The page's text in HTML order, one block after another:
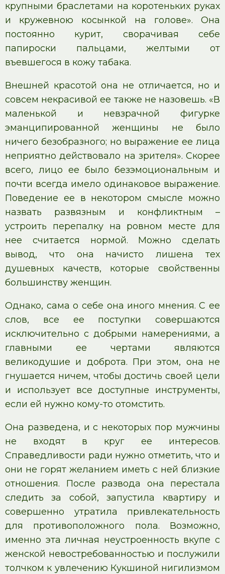
крупными браслетами на коротеньких руках
и кружевною косынкой на голове». Она
постоянно курит, сворачивая себе
папироски пальцами, желтыми от
въевшегося в кожу табака.
Внешней красотой она не отличается, но и
совсем некрасивой ее также не назовешь. «В
маленькой и невзрачной фигурке
эманципированной женщины не было
ничего безобразного; но выражение ее лица
неприятно действовало на зрителя». Скорее
всего, лицо ее было безэмоциональным и
почти всегда имело одинаковое выражение.
Поведение ее в некотором смысле можно
назвать развязным и конфликтным –
устроить перепалку на ровном месте для
нее считается нормой. Можно сделать
вывод, что она начисто лишена тех
душевных качеств, которые свойственны
большинству женщин.
Однако, сама о себе она иного мнения. С ее
слов, все ее поступки совершаются
исключительно с добрыми намерениями, а
главными ее чертами являются
великодушие и доброта. При этом, она не
гнушается ничем, чтобы достичь своей цели
и использует все доступные инструменты,
если ей нужно кому-то отомстить.
Она разведена, и с некоторых пор мужчины
не входят в круг ее интересов.
Справедливости ради нужно отметить, что и
они не горят желанием иметь с ней близкие
отношения. После развода она перестала
следить за собой, запустила квартиру и
совершенно утратила привлекательность
для противоположного пола. Возможно,
именно эта личная неустроенность вкупе с
женской невостребованностью и послужили
толчком к увлечению Кукшиной нигилизмом